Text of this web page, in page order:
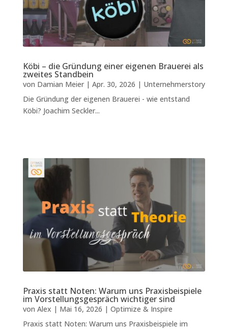
Köbi – die Gründung einer eigenen Brauerei als
zweites Standbein
von Damian Meier| Apr. 30, 2026 | Unternehmerstory
Die Gründung der eigenen Brauerei - wie entstand
Köbi? Joachim Seckler...
Praxis statt Noten: Warum uns Praxisbeispiele
im Vorstellungsgespräch wichtiger sind
von Alex | Mai 16, 2026 | Optimize & Inspire
Praxis statt Noten: Warum uns Praxisbeispiele im